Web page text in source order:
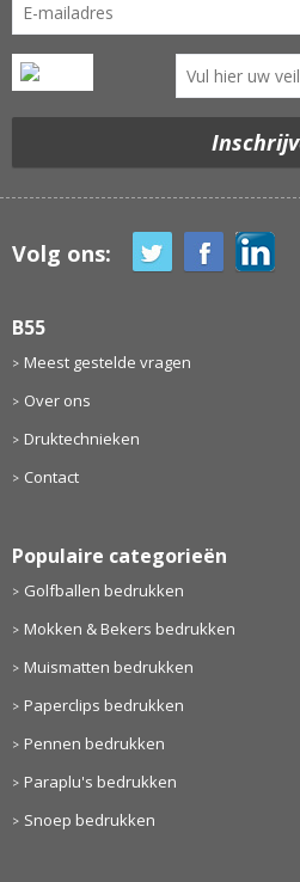
Volg ons:
B55
Meest gestelde vragen
Over ons
Druktechnieken
Contact
Populaire categorieën
Golfballen bedrukken
Mokken & Bekers bedrukken
Muismatten bedrukken
Paperclips bedrukken
Pennen bedrukken
Paraplu's bedrukken
Snoep bedrukken